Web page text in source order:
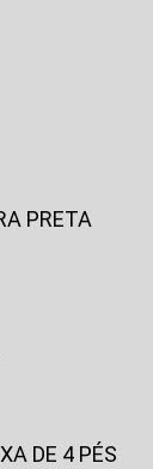
PRETA
DE 4 PÉS